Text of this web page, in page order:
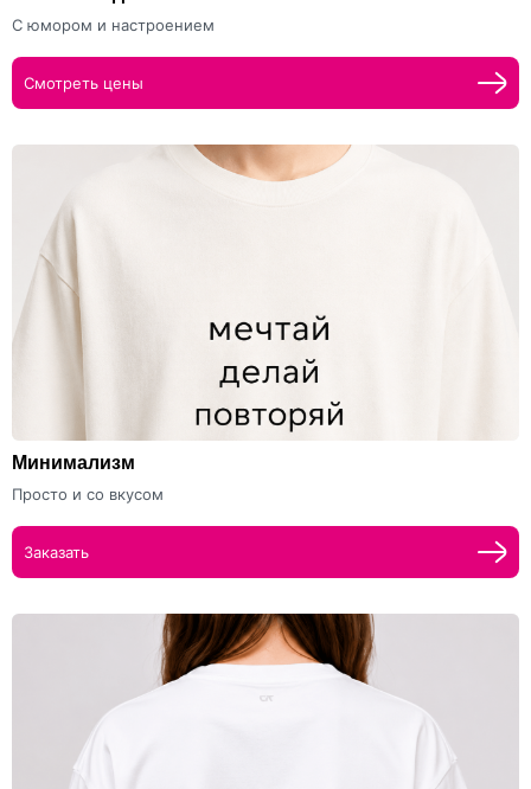
С юмором и настроением
Смотреть цены
Минимализм
Просто и со вкусом
Заказать